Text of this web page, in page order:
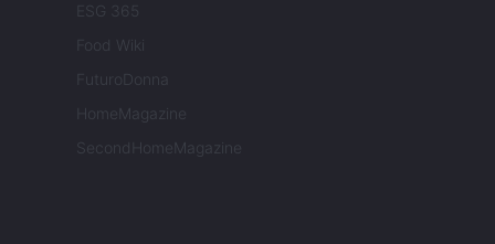
ESG 365
Food Wiki
FuturoDonna
HomeMagazine
SecondHomeMagazine